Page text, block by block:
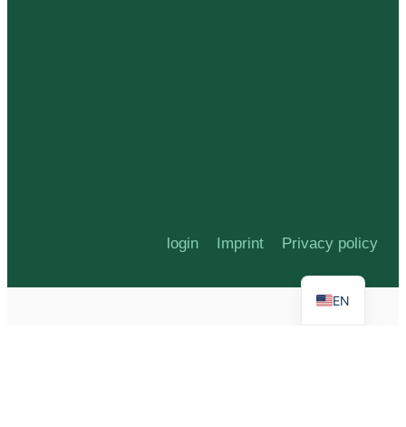
login Imprint Privacy policy
EN